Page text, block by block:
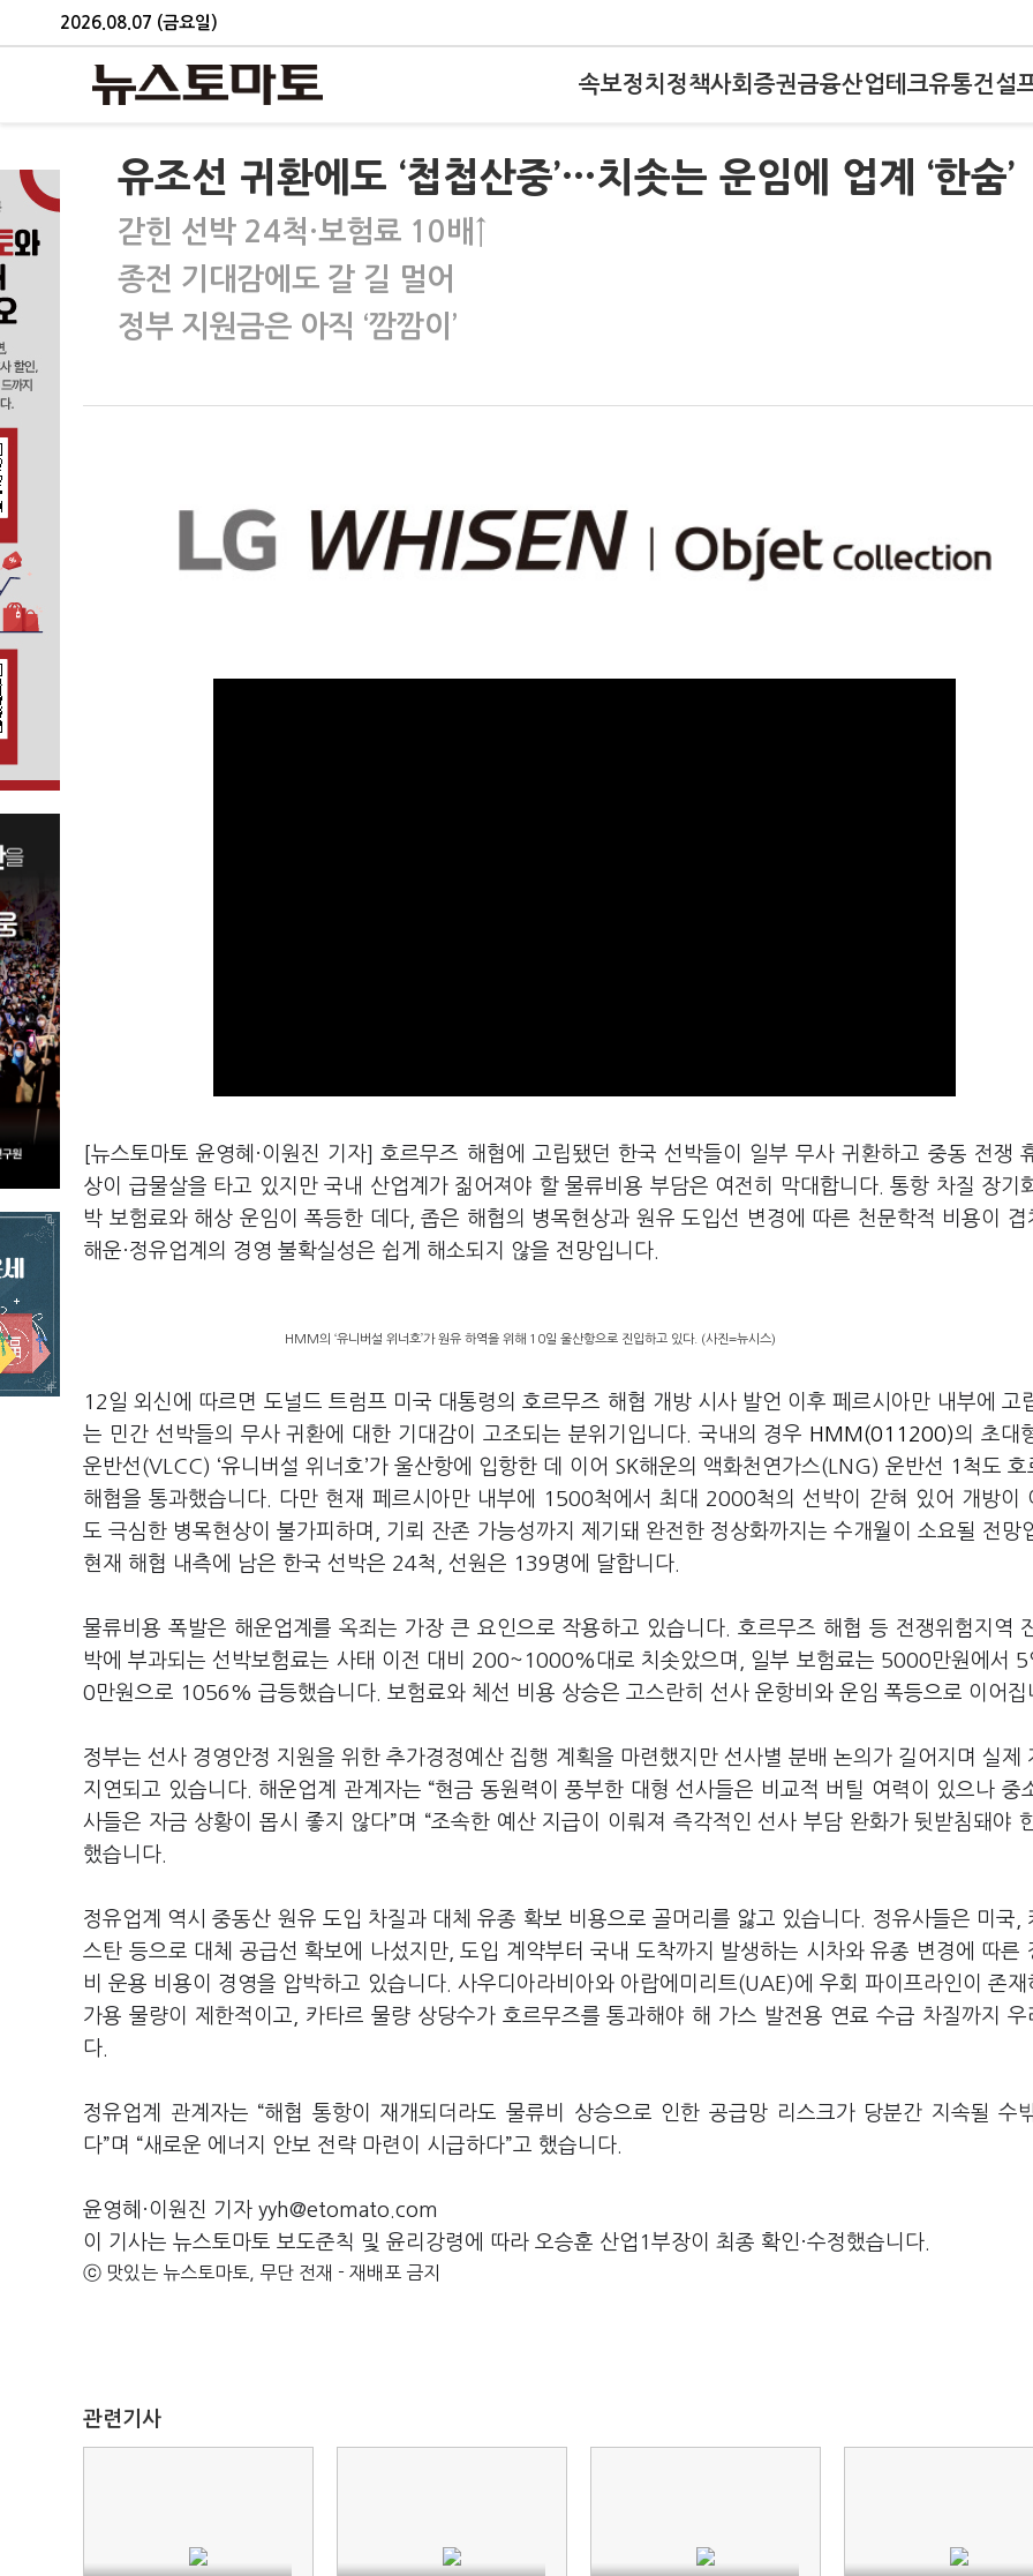
2026.08.07 (금요일)
속보정치 정책사회 증권금융산업테크유통건설
유조선 귀환에도 ‘첩첩산중’…치솟는 운임에 업계 ‘한숨’
갇힌 선박 24척·보험료 10배↑
종전 기대감에도 갈 길 멀어
정부 지원금은 아직 ‘깜깜이’
[뉴스토마토 윤영혜·이원진 기자] 호르무즈 해협에 고립됐던 한국 선박들이 일부 무사 귀환하고 중동 전쟁
상이 급물살을 타고 있지만 국내 산업계가 짊어져야 할 물류비용 부담은 여전히 막대합니다. 통항 차질 장기
박 보험료와 해상 운임이 폭등한 데다, 좁은 해협의 병목현상과 원유 도입선 변경에 따른 천문학적 비용이 겹
해운·정유업계의 경영 불확실성은 쉽게 해소되지 않을 전망입니다.
HMM의 ‘유니버설 위너호’가 원유 하역을 위해 10일 울산항으로 진입하고 있다. (사진=뉴시스)
12일 외신에 따르면 도널드 트럼프 미국 대통령의 호르무즈 해협 개방 시사 발언 이후 페르시아만 내부에 고
는 민간 선박들의 무사 귀환에 대한 기대감이 고조되는 분위기입니다. 국내의 경우 HMM(011200)의 초대
운반선(VLCC) ‘유니버설 위너호’가 울산항에 입항한 데 이어 SK해운의 액화천연가스(LNG) 운반선 1척도 호
해협을 통과했습니다. 다만 현재 페르시아만 내부에 1500척에서 최대 2000척의 선박이 갇혀 있어 개방이
도 극심한 병목현상이 불가피하며, 기뢰 잔존 가능성까지 제기돼 완전한 정상화까지는 수개월이 소요될 전망
현재 해협 내측에 남은 한국 선박은 24척, 선원은 139명에 달합니다.
물류비용 폭발은 해운업계를 옥죄는 가장 큰 요인으로 작용하고 있습니다. 호르무즈 해협 등 전쟁위험지역
박에 부과되는 선박보험료는 사태 이전 대비 200~1000%대로 치솟았으며, 일부 보험료는 5000만원에서
0만원으로 1056% 급등했습니다. 보험료와 체선 비용 상승은 고스란히 선사 운항비와 운임 폭등으로 이어집
정부는 선사 경영안정 지원을 위한 추가경정예산 집행 계획을 마련했지만 선사별 분배 논의가 길어지며 실제
지연되고 있습니다. 해운업계 관계자는 “현금 동원력이 풍부한 대형 선사들은 비교적 버틸 여력이 있으나 중
사들은 자금 상황이 몹시 좋지 않다”며 “조속한 예산 지급이 이뤄져 즉각적인 선사 부담 완화가 뒷받침돼야
했습니다.
정유업계 역시 중동산 원유 도입 차질과 대체 유종 확보 비용으로 골머리를 앓고 있습니다. 정유사들은 미국,
스탄 등으로 대체 공급선 확보에 나섰지만, 도입 계약부터 국내 도착까지 발생하는 시차와 유종 변경에 따른
비 운용 비용이 경영을 압박하고 있습니다. 사우디아라비아와 아랍에미리트(UAE)에 우회 파이프라인이 존재
가용 물량이 제한적이고, 카타르 물량 상당수가 호르무즈를 통과해야 해 가스 발전용 연료 수급 차질까지 우
다.
정유업계 관계자는 “해협 통항이 재개되더라도 물류비 상승으로 인한 공급망 리스크가 당분간 지속될 수
다”며 “새로운 에너지 안보 전략 마련이 시급하다”고 했습니다.
윤영혜·이원진 기자 yyh@etomato.com
이 기사는 뉴스토마토 보도준칙 및 윤리강령에 따라 오승훈 산업1부장이 최종 확인·수정했습니다.
ⓒ 맛있는 뉴스토마토, 무단 전재 - 재배포 금지
관련기사